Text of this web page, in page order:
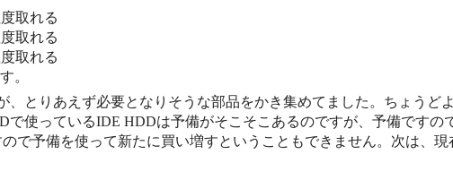
取れる
取れる
取れる
。
、とりあえず必要となりそうな部品をかき集めてました。ちょうど
で使っているIDE HDDは予備がそこそこあるのですが、予備ですの
で予備を使って新たに買い増すということもできません。次は、